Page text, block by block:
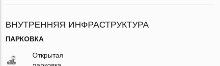
ВНУТРЕННЯЯ ИНФРАСТРУКТУРА
ПАРКОВКА
Открытая